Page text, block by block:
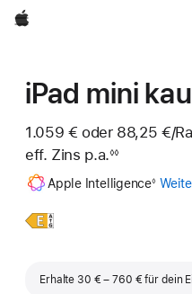
Apple
iPad mini
1.059 € oder 88,25 €/
eff. Zins p.a.◊◊
Apple Intelligence◊
Weitere
Erhalte 30 € – 760 € für dein